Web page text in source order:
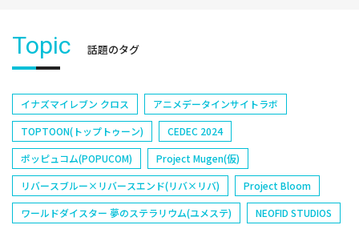
Topic 話題のタグ
イナズマイレブン クロス
アニメデータインサイトラボ
TOPTOON(トップトゥーン)
CEDEC 2024
ポッピュコム(POPUCOM)
Project Mugen(仮)
リバースブルー×リバースエンド(リバ×リバ)
Project Bloom
ワールドダイスター 夢のステラリウム(ユメステ)
NEOFID STUDIOS